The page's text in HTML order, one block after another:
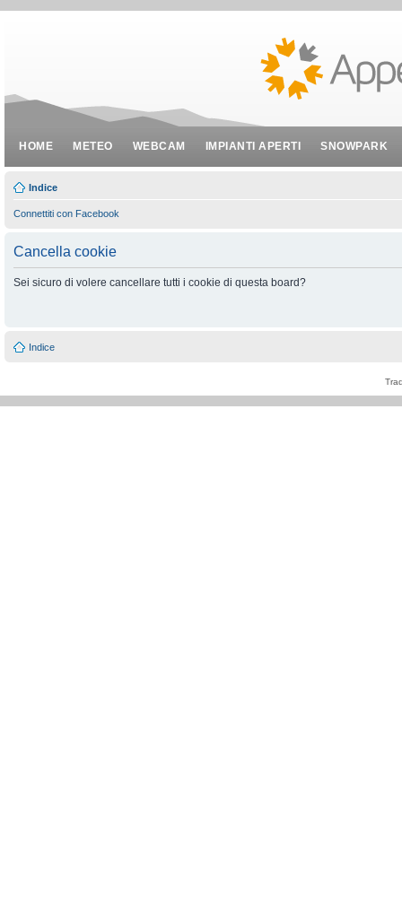
HOME METEO WEBCAM IMPIANTI APERTI SNOWPARK
Indice
Connettiti con Facebook
Cancella cookie
Sei sicuro di volere cancellare tutti i cookie di questa board?
Indice